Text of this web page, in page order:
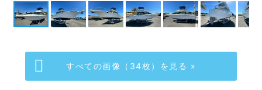
すべての画像（34枚）を見る »